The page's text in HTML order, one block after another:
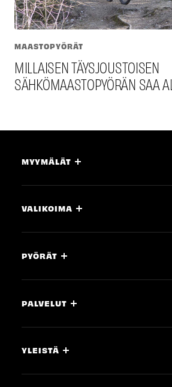
MAASTOPYÖRÄT
MILLAISEN TÄYSJOUSTOISEN
SÄHKÖMAASTOPYÖRÄN SAA
MYYMÄLÄT
VALIKOIMA
PYÖRÄT
PALVELUT
YLEISTÄ